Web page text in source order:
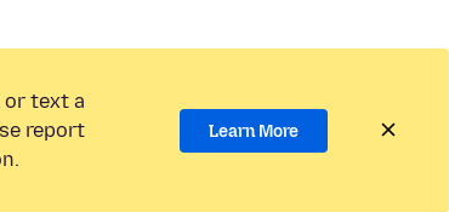
or text a
report
Learn More